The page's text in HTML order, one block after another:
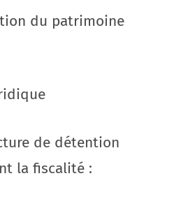
du patrimoine
de détention
la fiscalité :